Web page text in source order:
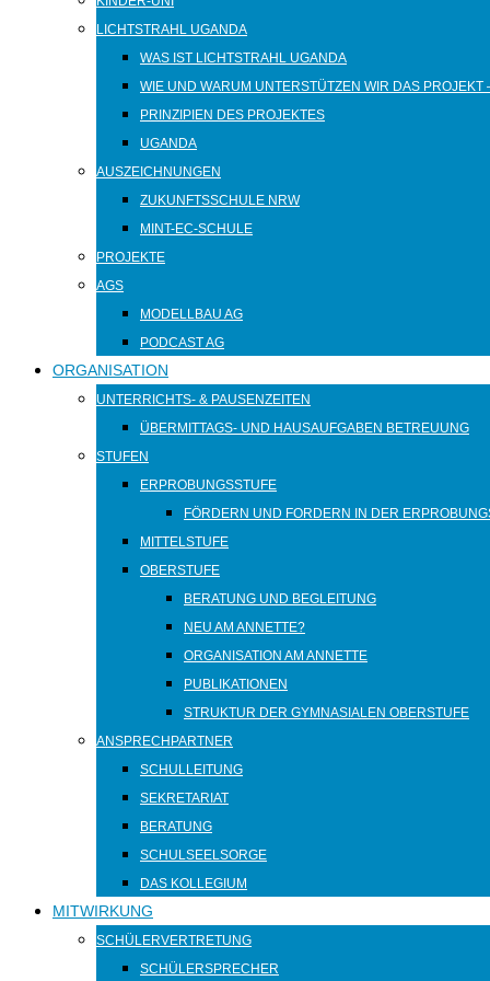
LICHTSTRAHL UGANDA
WAS IST LICHTSTRAHL UGANDA
WIE UND WARUM UNTERSTÜTZEN WIR DAS PROJEKT
PRINZIPIEN DES PROJEKTES
UGANDA
AUSZEICHNUNGEN
ZUKUNFTSSCHULE NRW
MINT-EC-SCHULE
PROJEKTE
AGS
MODELLBAU AG
PODCAST AG
ORGANISATION
UNTERRICHTS- & PAUSENZEITEN
ÜBERMITTAGS- UND HAUSAUFGABEN BETREUUNG
STUFEN
ERPROBUNGSSTUFE
FÖRDERN UND FORDERN IN DER
MITTELSTUFE
OBERSTUFE
BERATUNG UND BEGLEITUNG
NEU AM ANNETTE?
ORGANISATION AM ANNETTE
PUBLIKATIONEN
STRUKTUR DER GYMNASIALEN OBERSTUFE
ANSPRECHPARTNER
SCHULLEITUNG
SEKRETARIAT
BERATUNG
SCHULSEELSORGE
DAS KOLLEGIUM
MITWIRKUNG
SCHÜLERVERTRETUNG
SCHÜLERSPRECHER